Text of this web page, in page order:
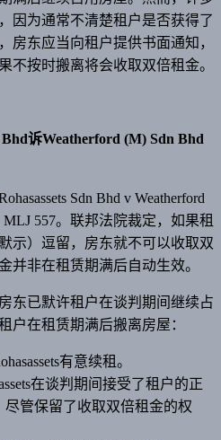
因为通常不清楚租户是否获得了
房东应当向租户提供书面通知，
不按时搬离将会收取双倍租金。
Bhd诉Weatherford (M) Sdn Bhd
Sdn Bhd v Weatherford
557。联邦法院裁定，如果租
示）逗留，房东就不可以收取双
并非在租赁期满后自动生效。
东已默许租户在谈判期间继续占
户在租赁期满后搬离房屋：
有意续租。
在谈判期间接受了租户的正
管保留了收取双倍租金的权